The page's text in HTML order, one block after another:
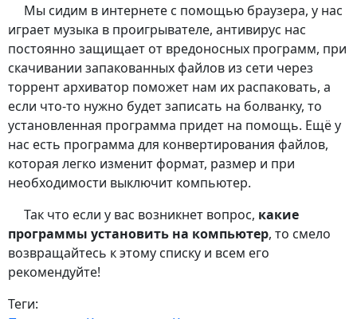
Мы сидим в интернете с помощью браузера, у нас
играет музыка в проигрывателе, антивирус нас
постоянно защищает от вредоносных программ, при
скачивании запакованных файлов из сети через
торрент архиватор поможет нам их распаковать, а
если что-то нужно будет записать на болванку, то
установленная программа придет на помощь. Ещё у
нас есть программа для конвертирования файлов,
которая легко изменит формат, размер и при
необходимости выключит компьютер.
Так что если у вас возникнет вопрос, какие
программы установить на компьютер, то смело
возвращайтесь к этому списку и всем его
рекомендуйте!
Теги: